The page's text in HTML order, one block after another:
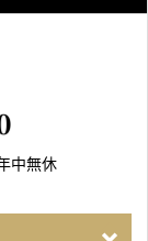
中無休